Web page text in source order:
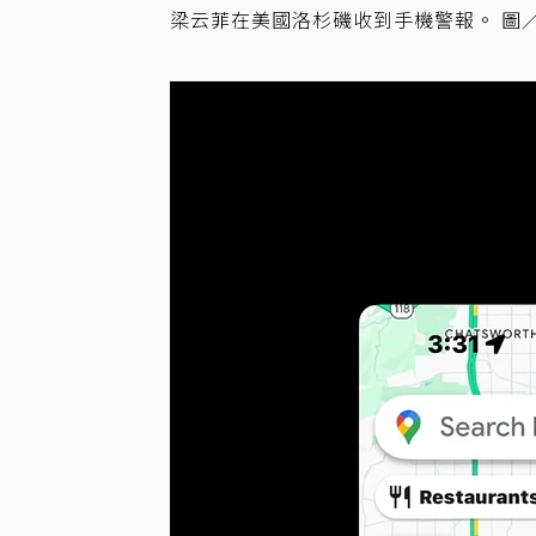
梁云菲在美國洛杉磯收到手機警報。 圖